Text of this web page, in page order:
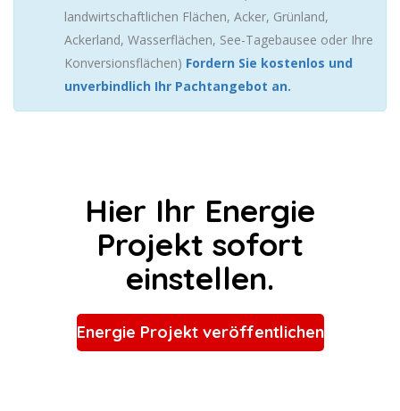
landwirtschaftlichen Flächen, Acker, Grünland,
Ackerland, Wasserflächen, See-Tagebausee oder Ihre
Konversionsflächen) Fordern Sie kostenlos und
unverbindlich Ihr Pachtangebot an.
Hier Ihr Energie
Projekt sofort
einstellen.
Energie Projekt veröffentlichen